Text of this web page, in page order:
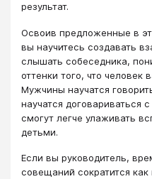
результат.
Освоив предложенные в
вы научитесь создавать
слышать собеседника,
оттенки того, что человек
Мужчины научатся
научатся договариваться
смогут легче улаживать
детьми.
Если вы руководитель,
совещаний сократится